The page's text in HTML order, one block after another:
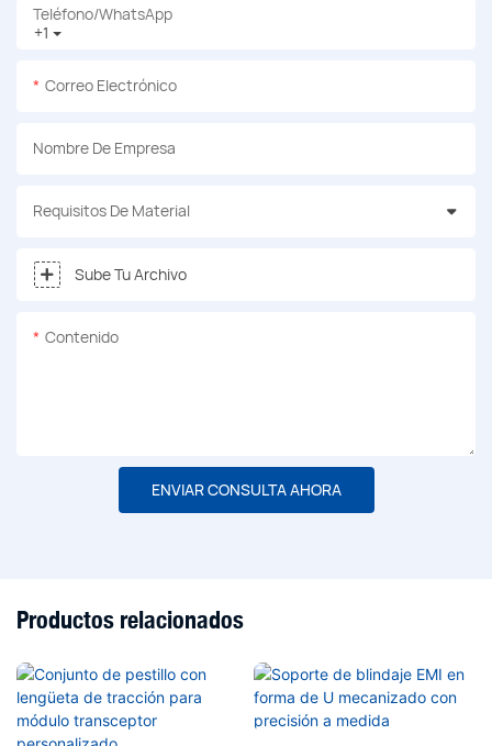
+1
Teléfono/WhatsApp
Correo Electrónico
Nombre De Empresa
Requisitos De Material
Sube Tu Archivo
Contenido
ENVIAR CONSULTA AHORA
Productos relacionados